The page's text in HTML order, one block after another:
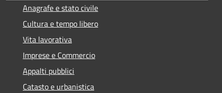
Anagrafe e stato civile
Cultura e tempo libero
Vita lavorativa
Imprese e Commercio
Appalti pubblici
Catasto e urbanistica